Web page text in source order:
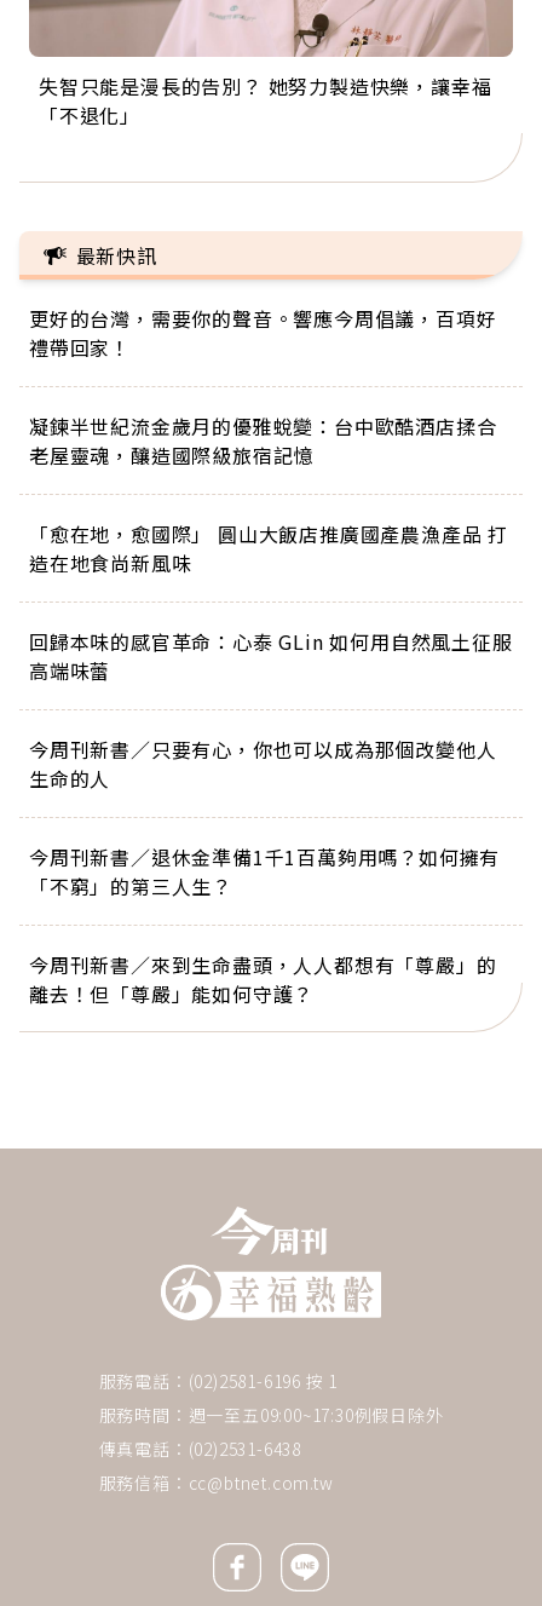
下一則 ＋
醫師建議常吃7類食物
失智只能是漫長的告別？ 她努力製造快樂，讓幸福
「不退化」
來自剛果的巧克力神父 為台灣奉獻36年 「台灣是我
的家，我連作夢都講台語！」
63歲卸矽谷副總、搬回台灣找快樂！「蛋黃哥小
丑」走進安養院，逗樂上萬爺奶：退休後才開始真
104歲打破金氏世界紀錄 成為全球最年長羽球選
手，分享長壽的秘密原來是「這個」
事業巔峰他選擇追夢…黑手阿伯拉小提琴還登上小
巨蛋！連CNN都大讚！
最新快訊
更好的台灣，需要你的聲音。響應今周倡議，百項好
禮帶回家！
凝鍊半世紀流金歲月的優雅蛻變：台中歐酷酒店揉合
老屋靈魂，釀造國際級旅宿記憶
「愈在地，愈國際」 圓山大飯店推廣國產農漁產品 打
造在地食尚新風味
回歸本味的感官革命：心泰 GLin 如何用自然風土征服
高端味蕾
今周刊新書／只要有心，你也可以成為那個改變他人
生命的人
今周刊新書／退休金準備1千1百萬夠用嗎？如何擁有
「不窮」的第三人生？
今周刊新書／來到生命盡頭，人人都想有「尊嚴」的
離去！但「尊嚴」能如何守護？
服務電話：(02)2581-6196 按 1
服務時間：週一至五09:00~17:30例假日除外
傳真電話：(02)2531-6438
服務信箱： cc@btnet.com.tw
Facebook icon
Line icon